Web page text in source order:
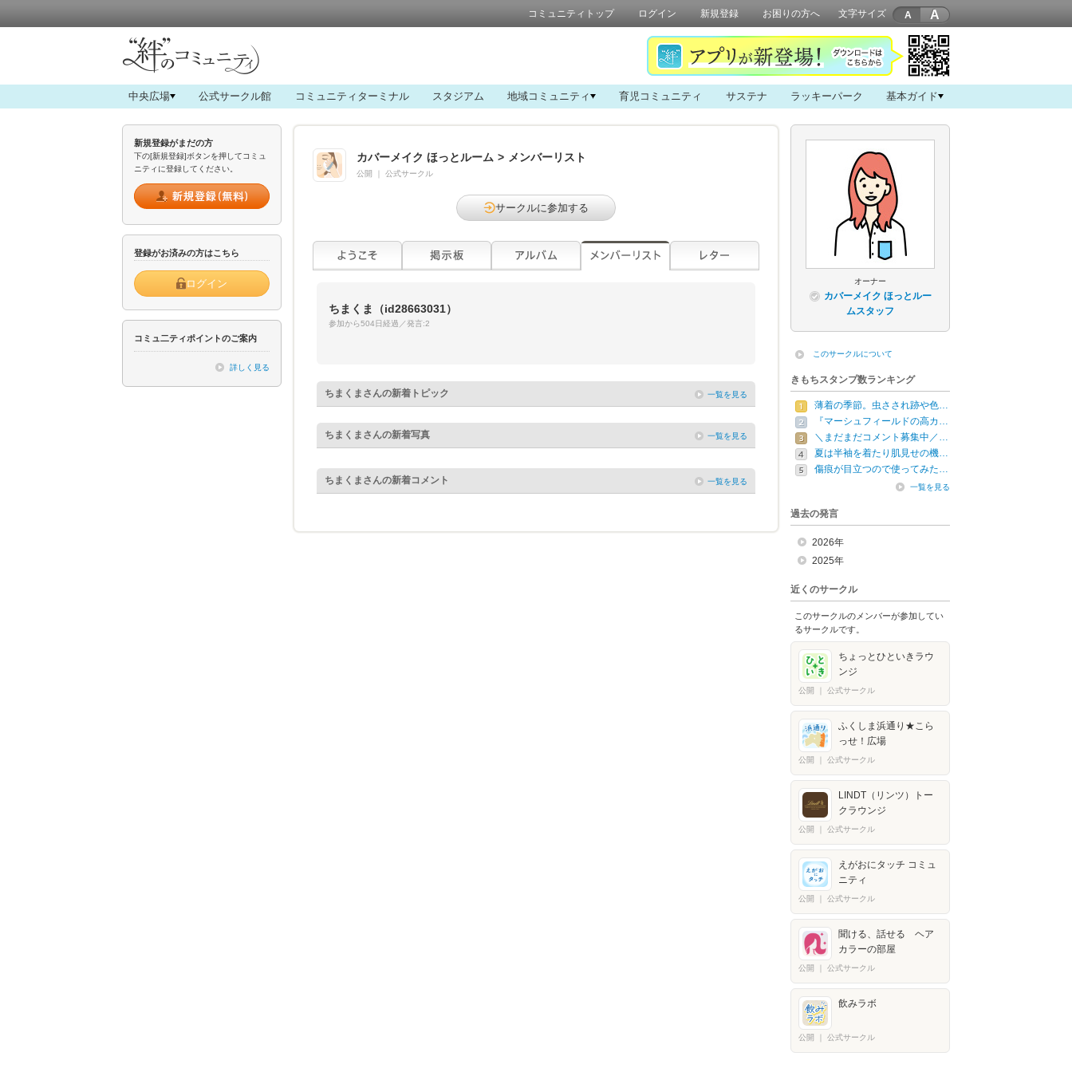
コミュニティトップ ログイン 新規登録 お困りの方へ 文字サイズ A
中央広場 公式サークル館 コミュニティターミナル スタジアム 地域コミュニティ 育児コミュニティ サステナ ラッキーパーク 基本ガイド
新規登録がまだの方
下の[新規登録]ボタンを押してコミュ
ニティに登録してください。
登録がお済みの方はこちら
ログイン
コミュ二ティポイントのご案内
詳しく見る
カバーメイク ほっとルーム > メンバーリスト
公開 公式サークル
サークルに参加する
ちまくま （id28663031）
参加から504日経過／発言:2
ちまくま さんの新着トピック 一覧を見る
ちまくま さんの新着写真 一覧を見る
ちまくま さんの新着コメント 一覧を見る
オーナー
カバーメイク ほっとルー
ムスタッフ
このサークルについて
きもちスタンプ数ランキング
薄着の季節。虫さされ跡や色…
『マーシュフィールドの高カ…
＼まだまだコメント募集中／…
夏は半袖を着たり肌見せの機…
傷痕が目立つので使ってみた…
一覧を見る
過去の発言
2026年
2025年
近くのサークル
このサークルのメンバーが参加してい
るサークルです。
ちょっとひといきラウ
ンジ
公開 公式サークル
ふくしま浜通り★こら
っせ！広場
公開 公式サークル
LINDT（リンツ）トー
クラウンジ
公開 公式サークル
えがおにタッチ コミュ
ニティ
公開 公式サークル
聞ける、話せる ヘア
カラーの部屋
公開 公式サークル
飲みラボ
公開 公式サークル